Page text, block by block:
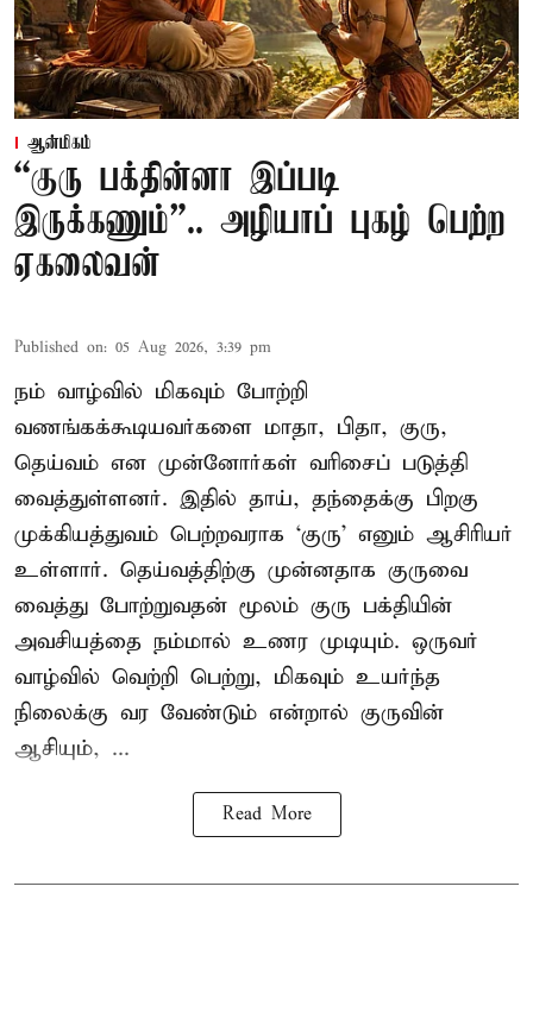
ஆன்மிகம்
“குரு பக்தின்னா இப்படி
இருக்கணும்”.. அழியாப் புகழ் பெற்ற
ஏகலைவன்
Published on: 05 Aug 2026, 3:39 pm
நம் வாழ்வில் மிகவும் போற்றி
வணங்கக்கூடியவர்களை மாதா, பிதா, குரு,
தெய்வம் என முன்னோர்கள் வரிசைப் படுத்தி
வைத்துள்ளனர். இதில் தாய், தந்தைக்கு பிறகு
முக்கியத்துவம் பெற்றவராக ‘குரு’ எனும் ஆசிரியர்
உள்ளார். தெய்வத்திற்கு முன்னதாக குருவை
வைத்து போற்றுவதன் மூலம் குரு பக்தியின்
அவசியத்தை நம்மால் உணர முடியும். ஒருவர்
வாழ்வில் வெற்றி பெற்று, மிகவும் உயர்ந்த
நிலைக்கு வர வேண்டும் என்றால் குருவின்
ஆசியும், ...
Read More